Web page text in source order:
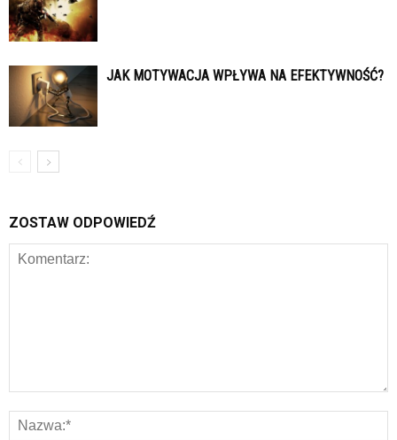
JAK MOTYWACJA WPŁYWA NA EFEKTYWNOŚĆ?
ZOSTAW ODPOWIEDŹ